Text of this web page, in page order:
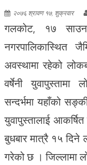
२०७६ श्रावण १७, शुक्रवार
गलकोट, १७
नगरपालिकास्थित
अवस्थामा रहेको
वर्षेनी युवापुस्तामा
सन्दर्भमा यहाँको
युवापुस्तालाई
बुधबार मात्रै १५ दिने
गरेको छ । जिल्लामा